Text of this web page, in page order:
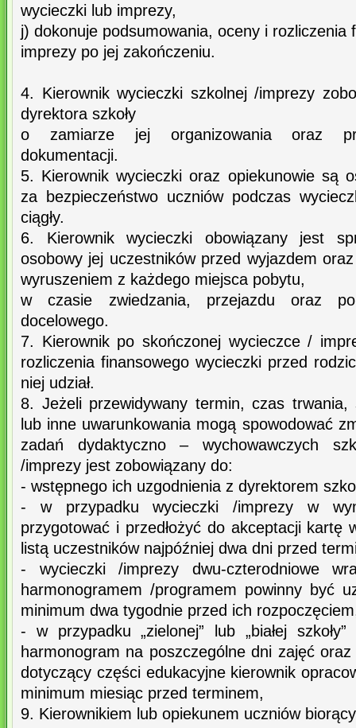
wycieczki lub imprezy,
j) dokonuje podsumowania, oceny i rozliczenia
imprezy po jej zakończeniu.
4. Kierownik wycieczki szkolnej /imprezy
dyrektora szkoły
o zamiarze jej organizowania oraz
dokumentacji.
5. Kierownik wycieczki oraz opiekunowie są
za bezpieczeństwo uczniów podczas
ciągły.
6. Kierownik wycieczki obowiązany jest
osobowy jej uczestników przed wyjazdem
wyruszeniem z każdego miejsca pobytu,
w czasie zwiedzania, przejazdu oraz
docelowego.
7. Kierownik po skończonej wycieczce /
rozliczenia finansowego wycieczki przed
niej udział.
8. Jeżeli przewidywany termin, czas trwania,
lub inne uwarunkowania mogą spowodować
zadań dydaktyczno – wychowawczych
/imprezy jest zobowiązany do:
- wstępnego ich uzgodnienia z dyrektorem
- w przypadku wycieczki /imprezy w
przygotować i przedłożyć do akceptacji kartę
listą uczestników najpóźniej dwa dni przed
- wycieczki /imprezy dwu-czterodniowe
harmonogramem /programem powinny być
minimum dwa tygodnie przed ich
- w przypadku „zielonej” lub „białej
harmonogram na poszczególne dni zajęć oraz
dotyczący części edukacyjne kierownik
minimum miesiąc przed terminem,
9. Kierownikiem lub opiekunem uczniów